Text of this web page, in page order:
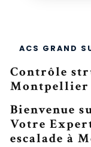
ACS GRAND
Contrôle
Montpellier
Bienvenue
Votre
escalade à